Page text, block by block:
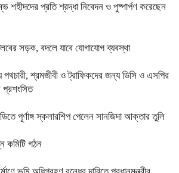
শহীদদের প্রতি শ্রদ্ধা নিবেদন ও পুষ্পার্পণ করেছেন
সড়ক, বদলে যাবে যোগাযোগ ব্যবস্থা
শ্রমজীবী ও ট্রাফিকদের জন্য ডিসি ও এসপির
প্রশংসিত
পূর্ণাঙ্গ স্কলারশিপ পেলেন সানজিদা আক্তার তুলি
কমিটি গঠন